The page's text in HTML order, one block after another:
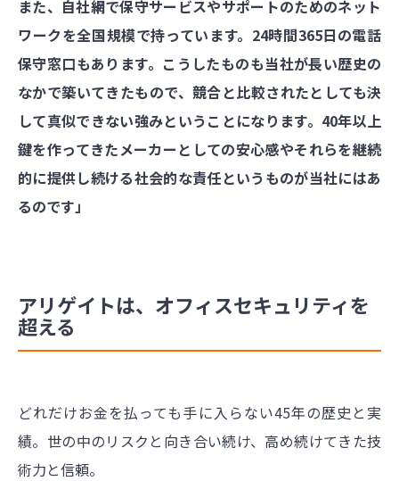
また、自社網で保守サービスやサポートのためのネット
ワークを全国規模で持っています。24時間365日の電話
保守窓口もあります。こうしたものも当社が長い歴史の
なかで築いてきたもので、競合と比較されたとしても決
して真似できない強みということになります。40年以上
鍵を作ってきたメーカーとしての安心感やそれらを継続
的に提供し続ける社会的な責任というものが当社にはあ
るのです」
アリゲイトは、オフィスセキュリティを
超える
どれだけお金を払っても手に入らない45年の歴史と実
績。世の中のリスクと向き合い続け、高め続けてきた技
術力と信頼。